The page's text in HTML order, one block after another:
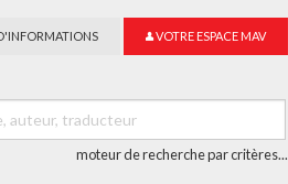
VOTRE ESPACE MAV
moteur de recherche par critères...